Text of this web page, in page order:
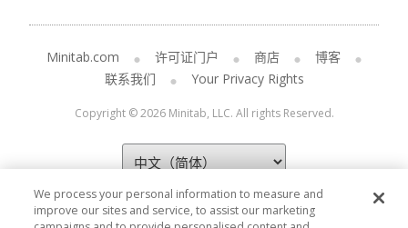
Minitab.com 许可证门户 商店
博客
联系我们
Your Privacy Rights
Copyright © 2026 Minitab, LLC. All rights Reserved.
We process your personal information to measure and
improve our sites and service, to assist our marketing